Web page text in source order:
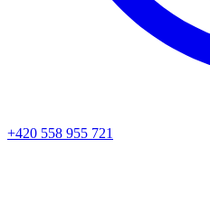
+420 558 955 721